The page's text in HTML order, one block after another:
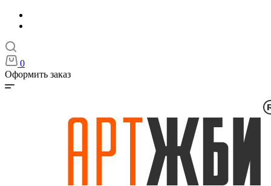
0
Оформить заказ